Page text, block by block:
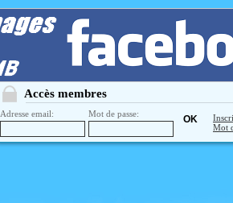
Accès membres
Adresse email: Mot de passe:
Mot